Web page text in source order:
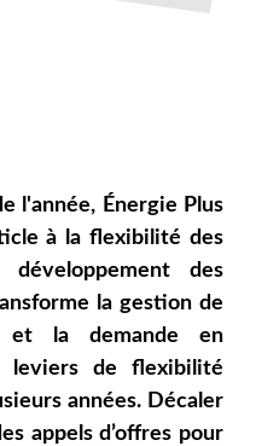
l'année, Énergie Plus
à la flexibilité des
développement des
la gestion de
et la demande en
leviers de flexibilité
années. Décaler
appels d’offres pour